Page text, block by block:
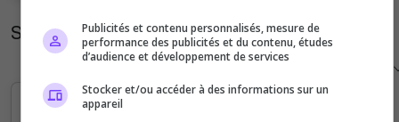
Statistiques horaires
Publicités et contenu personnalisés, mesure de
performance des publicités et du contenu, études
d’audience et développement de services
Stocker et/ou accéder à des informations sur un
appareil